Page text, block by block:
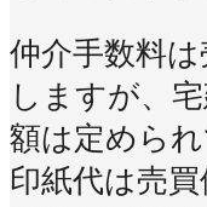
仲介手数料
しますが、
額は定められ
印紙代は売買